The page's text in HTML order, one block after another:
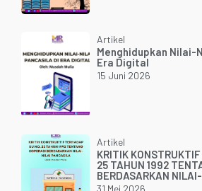
Artikel
Menghidupkan Nilai-
Era Digital
15 Juni 2026
Artikel
KRITIK
25 TAHUN 1992
BERDASARKAN